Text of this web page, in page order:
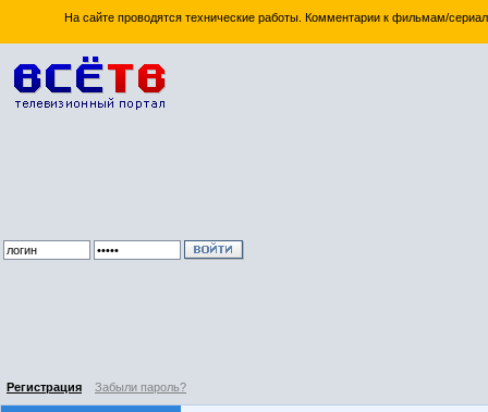
На сайте проводятся технические работы. Комментарии к фильмам/
Регистрация Забыли пароль?